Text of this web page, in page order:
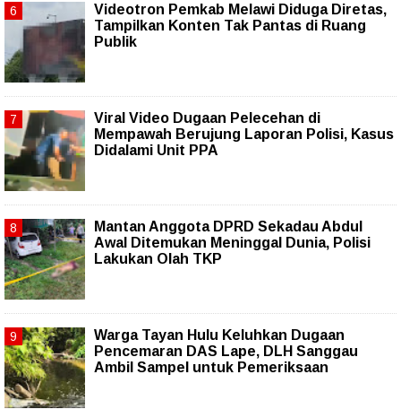
Videotron Pemkab Melawi Diduga Diretas,
Tampilkan Konten Tak Pantas di Ruang
Publik
Viral Video Dugaan Pelecehan di
Mempawah Berujung Laporan Polisi, Kasus
Didalami Unit PPA
Mantan Anggota DPRD Sekadau Abdul
Awal Ditemukan Meninggal Dunia, Polisi
Lakukan Olah TKP
Warga Tayan Hulu Keluhkan Dugaan
Pencemaran DAS Lape, DLH Sanggau
Ambil Sampel untuk Pemeriksaan